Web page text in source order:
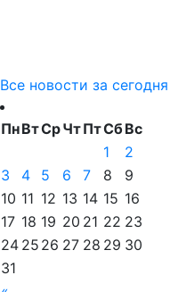
Все новости за сегодня
ПнВтСрЧтПтСбВс
1
2
3
4 5 6 7 8
9
10 11 12 13 14 15 16
17 18 19 20 21 22 23
24 25 26 27 28 29 30
31